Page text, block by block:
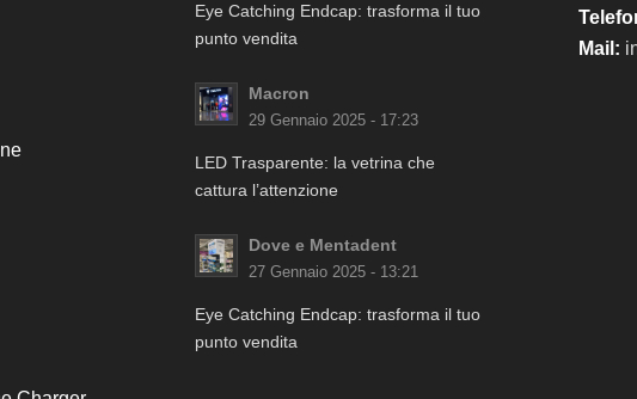
Eye Catching Endcap: trasforma il tuo
punto vendita
Macron
29 Gennaio 2025 - 17:23
LED Trasparente: la vetrina che
cattura l’attenzione
Dove e Mentadent
27 Gennaio 2025 - 13:21
Eye Catching Endcap: trasforma il tuo
punto vendita
Mail: